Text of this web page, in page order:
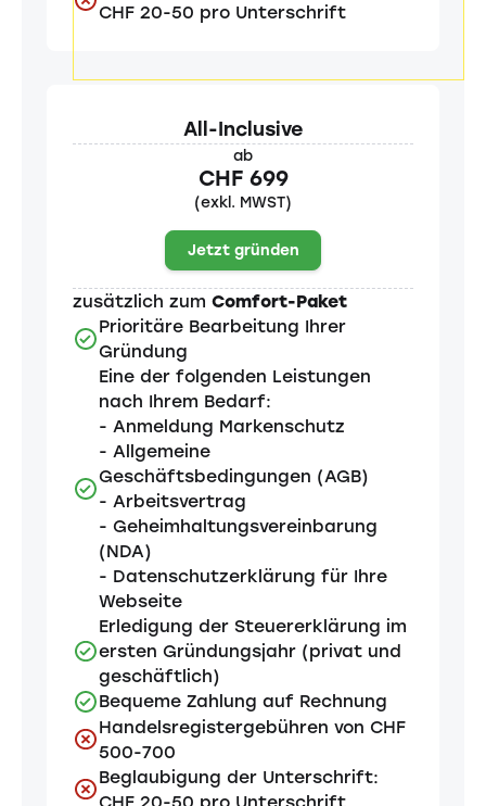
CHF 20-50 pro Unterschrift
All-Inclusive
ab
CHF 699
(exkl. MWST)
Jetzt gründen
zusätzlich zum Comfort-Paket
Prioritäre Bearbeitung Ihrer
Gründung
Eine der folgenden Leistungen
nach Ihrem Bedarf:
- Anmeldung Markenschutz
- Allgemeine
Geschäftsbedingungen (AGB)
- Arbeitsvertrag
- Geheimhaltungsvereinbarung
(NDA)
- Datenschutzerklärung für Ihre
Webseite
Erledigung der Steuererklärung im
ersten Gründungsjahr (privat und
geschäftlich)
Bequeme Zahlung auf Rechnung
Handelsregistergebühren von CHF
500-700
Beglaubigung der Unterschrift:
CHF 20-50 pro Unterschrift